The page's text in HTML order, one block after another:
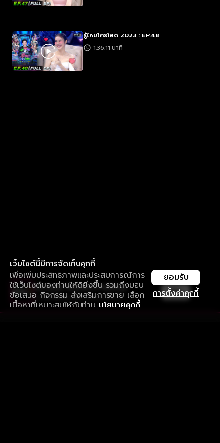
รู้ไหมใครโสด 2023 : EP.48
1:36:11 นาที
เว็บไซต์นี้มีการจัดเก็บคุกกี้
เพื่อเพิ่มประสิทธิภาพและประสบการณ์การ
ใช้เว็บไซต์ของท่านให้ดียิ่งขึ้น รวมถึงมอบ
ข้อเสนอ กิจกรรม ส่งเสริมการขาย เลือก
เนื้อหาที่เหมาะสมให้กับท่าน นโยบายคุกกี้
การตั้งค่าคุกกี้
ยอมรับ
ใช้งานแอป ลื่นไหลกว่า ไม่มีสะดุด
ดาวน์โหลดแอปเพื่อการรับชมที่ดีกว่า เปิด